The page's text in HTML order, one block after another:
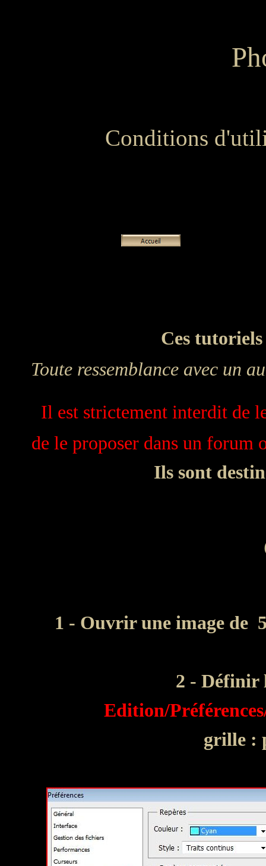
Conditions
Ces
Toute ressemblance avec un
Il est strictement interdit de
de le proposer dans un forum
Ils sont
1 - Ouvrir une image de
2 - Définir
Edition/
grille :